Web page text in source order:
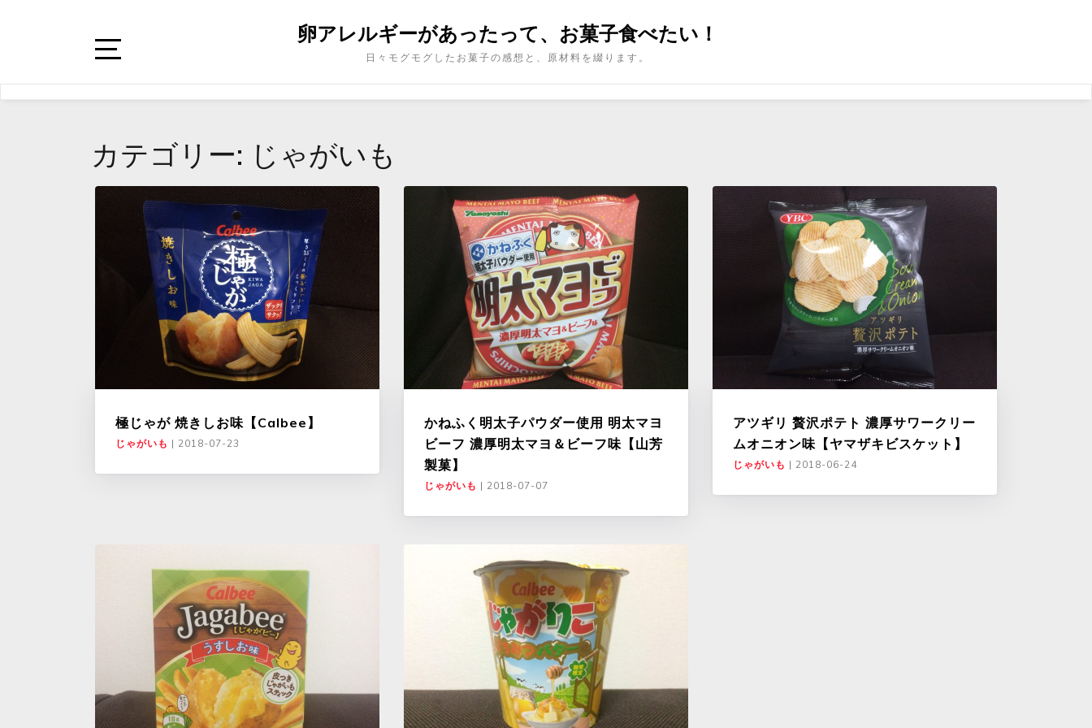
卵アレルギーがあったって、お菓子食べたい！
日々モグモグしたお菓子の感想と、原材料を綴ります。
カテゴリー: じゃがいも
極じゃが 焼きしお味【Calbee】
じゃがいも | 2018-07-23
かねふく明太子パウダー使用 明太マヨ
ビーフ 濃厚明太マヨ＆ビーフ味【山芳
製菓】
じゃがいも | 2018-07-07
アツギリ 贅沢ポテト 濃厚サワークリー
ムオニオン味【ヤマザキビスケット】
じゃがいも | 2018-06-24